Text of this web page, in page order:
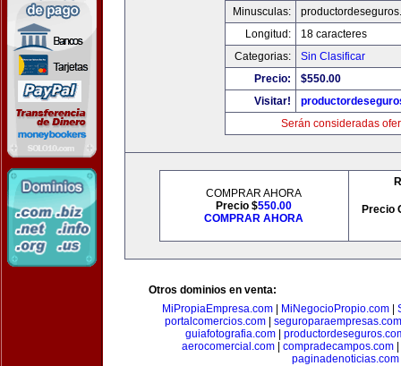
Minusculas:
Longitud:
18 caracteres
Categorias:
Sin Clasificar
Precio:
$550.00
Visitar!
Serán consideradas
COMPRAR AHORA
Precio $550.00
COMPRAR AHORA
Precio
Otros dominios en venta:
MiPropiaEmpresa.com
MiNegocioPropio.com
portalcomercios.com| seguroparaempresas.com
guiafotografia.com
aerocomercial.com| compradecampos.com|
paginadenoticias.com